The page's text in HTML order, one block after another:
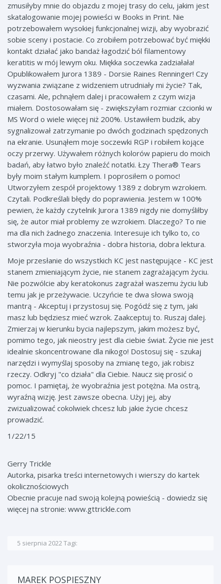
zmusiłyby mnie do objazdu z mojej trasy do celu, jakim jest
skatalogowanie mojej powieści w Books in Print. Nie
potrzebowałem wysokiej funkcjonalnej wizji, aby wyobrazić
sobie sceny i postacie. Co zrobiłem potrzebować być miękki
kontakt działać jako bandaż łagodzić ból filamentowy
keratitis w mój lewym oku. Miękka soczewka zadziałała!
Opublikowałem Jurora 1389 - Dorsie Raines Renninger! Czy
wyzwania związane z widzeniem utrudniały mi życie? Tak,
czasami. Ale, pchnąłem dalej i pracowałem z czym wizja
miałem. Dostosowałam się - zwiększyłam rozmiar czcionki w
MS Word o wiele więcej niż 200%. Ustawiłem budzik, aby
sygnalizował zatrzymanie po dwóch godzinach spędzonych
na ekranie. Usunąłem moje soczewki RGP i robiłem kojące
oczy przerwy. Używałem różnych kolorów papieru do moich
badań, aby łatwo było znaleźć notatki. Łzy Thera® Tears
były moim stałym kumplem. I poprosiłem o pomoc!
Utworzyłem zespół projektowy 1389 z dobrym wzrokiem.
Czytali. Podkreślali błędy do poprawienia. Jestem w 100%
pewien, że każdy czytelnik Jurora 1389 nigdy nie domyśliłby
się, że autor miał problemy ze wzrokiem. Dlaczego? To nie
ma dla nich żadnego znaczenia. Interesuje ich tylko to, co
stworzyła moja wyobraźnia - dobra historia, dobra lektura.
Moje przesłanie do wszystkich KC jest następujące - KC jest
stanem zmieniającym życie, nie stanem zagrażającym życiu.
Nie pozwólcie aby keratokonus zagrażał waszemu życiu lub
temu jak je przeżywacie. Uczyńcie te dwa słowa swoją
mantrą - Akceptuj i przystosuj się. Pogódź się z tym, jaki
masz lub będziesz mieć wzrok. Zaakceptuj to. Ruszaj dalej.
Zmierzaj w kierunku bycia najlepszym, jakim możesz być,
pomimo tego, jak nieostry jest dla ciebie świat. Życie nie jest
idealnie skoncentrowane dla nikogo! Dostosuj się - szukaj
narzędzi i wymyślaj sposoby na zmianę tego, jak robisz
rzeczy. Odkryj "co działa" dla Ciebie. Naucz się prosić o
pomoc. I pamiętaj, że wyobraźnia jest potężna. Ma ostrą,
wyraźną wizję. Jest zawsze obecna. Użyj jej, aby
zwizualizować cokolwiek chcesz lub jakie życie chcesz
prowadzić.
1/22/15
Gerry Trickle
Autorka, pisarka treści internetowych i wierszy do kartek
okolicznościowych
Obecnie pracuje nad swoją kolejną powieścią - dowiedz się
więcej na stronie: www.gttrickle.com
5 sierpnia 2022Tagi:
MAREK POSPIESZNY